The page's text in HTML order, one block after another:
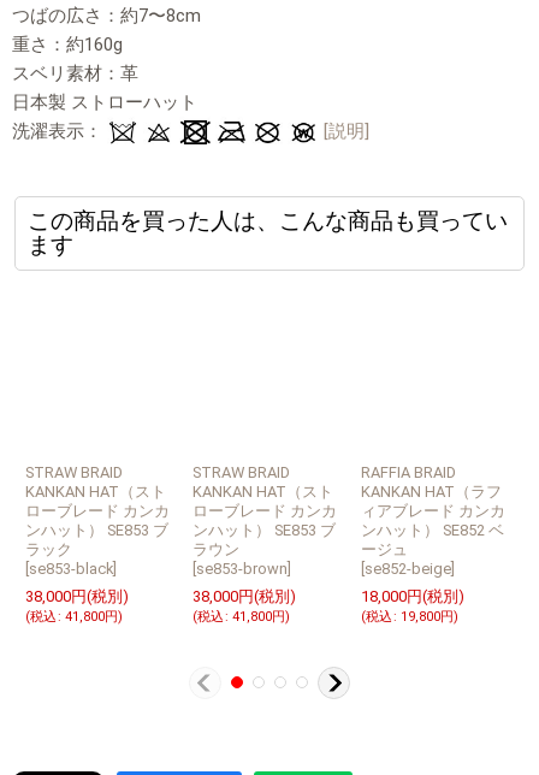
つばの広さ：約7〜8cm
重さ：約160g
スベリ素材：革
日本製 ストローハット
洗濯表示：
[説明]
この商品を買った人は、こんな商品も買ってい
ます
STRAW BRAID
KANKAN HAT（スト
ローブレード カンカ
ンハット） SE853 ブ
ラック
se853-black
38,000円(税別)
(税込: 41,800円)
STRAW BRAID
KANKAN HAT（スト
ローブレード カンカ
ンハット） SE853 ブ
ラウン
se853-brown
38,000円(税別)
(税込: 41,800円)
RAFFIA BRAID
KANKAN HAT（ラフ
ィアブレード カンカ
ンハット） SE852 ベ
ージュ
se852-beige]
18,000円(税別)
(税込: 19,800円)